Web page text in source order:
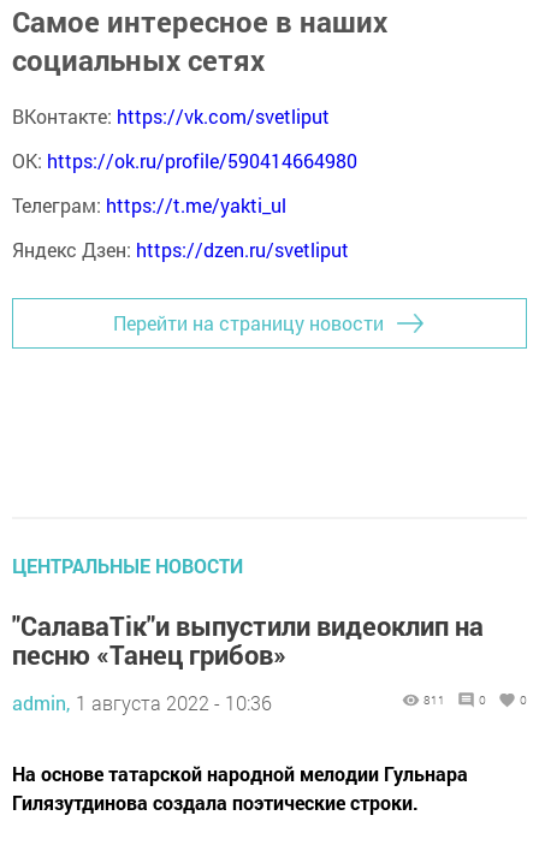
Самое интересное в наших
социальных сетях
ВКонтакте: https://vk.com/svetliput
ОК: https://ok.ru/profile/590414664980
Телеграм: https://t.me/yakti_ul
Яндекс Дзен: https://dzen.ru/svetliput
Перейти на страницу новости
ЦЕНТРАЛЬНЫЕ НОВОСТИ
"СалаваТік"и выпустили видеоклип на
песню «Танец грибов»
admin, 1 августа 2022 - 10:36 811 0 0
На основе татарской народной мелодии Гульнара
Гилязутдинова создала поэтические строки.